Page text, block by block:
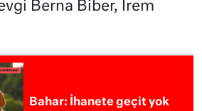
Berna Biber, İrem
Bahar: İhanete geçit yok